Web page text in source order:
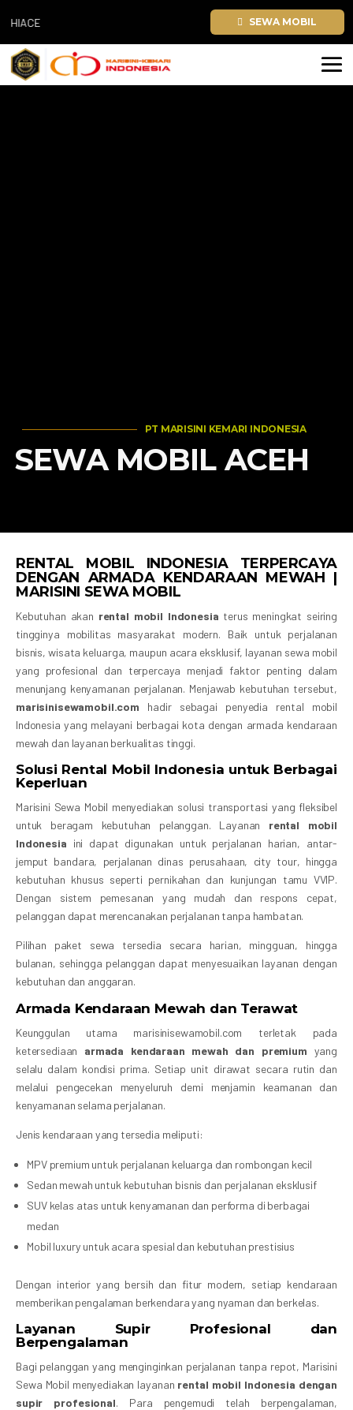
SEWA MOBIL
PT MARISINI KEMARI INDONESIA
SEWA MOBIL ACEH
RENTAL MOBIL INDONESIA TERPERCAYA
DENGAN ARMADA KENDARAAN MEWAH |
MARISINI SEWA MOBIL
Kebutuhan akan rental mobil Indonesia terus meningkat seiring
tingginya mobilitas masyarakat modern. Baik untuk perjalanan
bisnis, wisata keluarga, maupun acara eksklusif, layanan sewa mobil
yang profesional dan terpercaya menjadi faktor penting dalam
menunjang kenyamanan perjalanan. Menjawab kebutuhan tersebut,
marisinisewamobil.com hadir sebagai penyedia rental mobil
Indonesia yang melayani berbagai kota dengan armada kendaraan
mewah dan layanan berkualitas tinggi.
Solusi Rental Mobil Indonesia untuk Berbagai
Keperluan
Marisini Sewa Mobil menyediakan solusi transportasi yang fleksibel
untuk beragam kebutuhan pelanggan. Layanan rental mobil
Indonesia ini dapat digunakan untuk perjalanan harian, antar-
jemput bandara, perjalanan dinas perusahaan, city tour, hingga
kebutuhan khusus seperti pernikahan dan kunjungan tamu VVIP.
Dengan sistem pemesanan yang mudah dan respons cepat,
pelanggan dapat merencanakan perjalanan tanpa hambatan.
Pilihan paket sewa tersedia secara harian, mingguan, hingga
bulanan, sehingga pelanggan dapat menyesuaikan layanan dengan
kebutuhan dan anggaran.
Armada Kendaraan Mewah dan Terawat
Keunggulan utama marisinisewamobil.com terletak pada
ketersediaan armada kendaraan mewah dan premium yang
selalu dalam kondisi prima. Setiap unit dirawat secara rutin dan
melalui pengecekan menyeluruh demi menjamin keamanan dan
kenyamanan selama perjalanan.
Jenis kendaraan yang tersedia meliputi:
MPV premium untuk perjalanan keluarga dan rombongan kecil
Sedan mewah untuk kebutuhan bisnis dan perjalanan eksklusif
SUV kelas atas untuk kenyamanan dan performa di berbagai
medan
Mobil luxury untuk acara spesial dan kebutuhan prestisius
Dengan interior yang bersih dan fitur modern, setiap kendaraan
memberikan pengalaman berkendara yang nyaman dan berkelas.
Layanan Supir Profesional dan
Berpengalaman
Bagi pelanggan yang menginginkan perjalanan tanpa repot, Marisini
Sewa Mobil menyediakan layanan rental mobil Indonesia dengan
supir profesional. Para pengemudi telah berpengalaman,